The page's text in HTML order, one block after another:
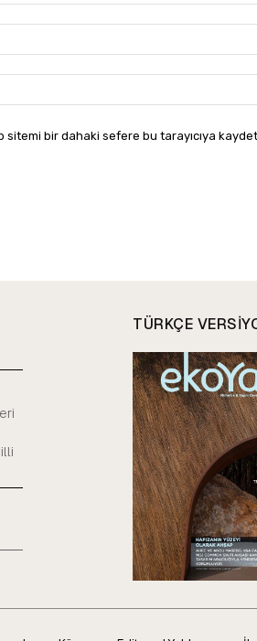
sitemi bir dahaki sefere bu tarayıcıya kaydet.
TÜRKÇE